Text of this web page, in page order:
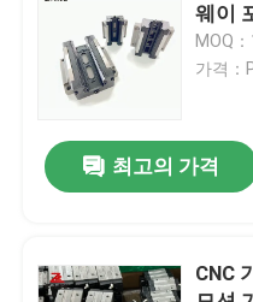
뉴스
모든 케이스
리니어 가이드
웨이
MOQ
가격
최고의 가격
CNC